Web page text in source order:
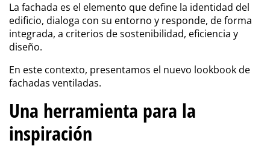
La fachada es el elemento que define la identidad del
edificio, dialoga con su entorno y responde, de forma
integrada, a criterios de sostenibilidad, eficiencia y
diseño.
En este contexto, presentamos el nuevo lookbook de
fachadas ventiladas.
Una herramienta para la
inspiración